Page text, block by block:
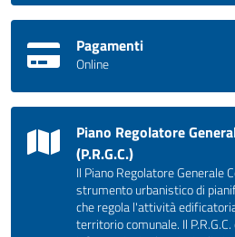
Pagamenti
Online
Piano Regolatore
(P.R.G.C.)
Il Piano Regolatore Generale
strumento urbanistico di
che regola l'attività
territorio comunale. Il